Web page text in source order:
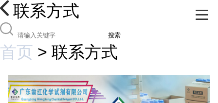
联系方式
搜索
首页 > 联系方式